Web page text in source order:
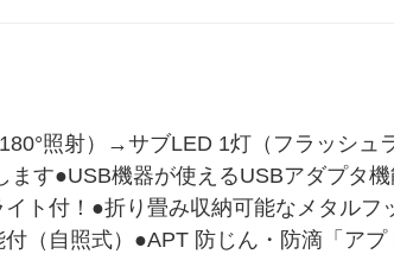
照射）→サブLED 1灯（フラッシュ
す●USB機器が使えるUSBアダプタ
ト付！●折り畳み収納可能なメタルフ
（自照式）●APT 防じん・防滴「アプ